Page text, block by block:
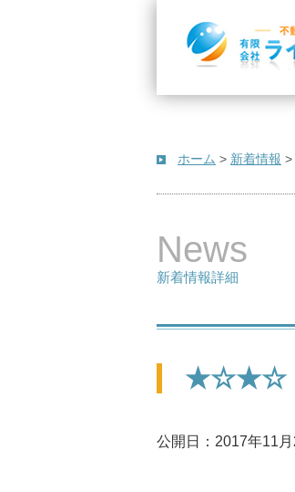
ホーム > 新着情報 >
News
新着情報詳細
★☆★☆
公開日：2017年11月